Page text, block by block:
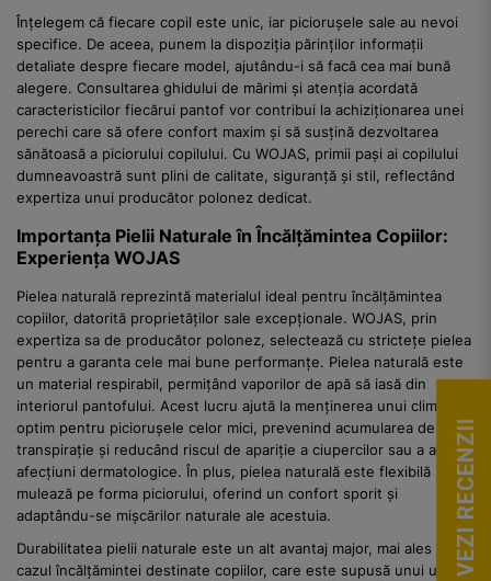
Înțelegem că fiecare copil este unic, iar piciorușele sale au nevoi
specifice. De aceea, punem la dispoziția părinților informații
detaliate despre fiecare model, ajutându-i să facă cea mai bună
alegere. Consultarea ghidului de mărimi și atenția acordată
caracteristicilor fiecărui pantof vor contribui la achiziționarea unei
perechi care să ofere confort maxim și să susțină dezvoltarea
sănătoasă a piciorului copilului. Cu WOJAS, primii pași ai copilului
dumneavoastră sunt plini de calitate, siguranță și stil, reflectând
expertiza unui producător polonez dedicat.
Importanța Pielii Naturale în Încălțămintea Copiilor:
Experiența WOJAS
Pielea naturală reprezintă materialul ideal pentru încălțămintea
copiilor, datorită proprietăților sale excepționale. WOJAS, prin
expertiza sa de producător polonez, selectează cu strictețe pielea
pentru a garanta cele mai bune performanțe. Pielea naturală este
un material respirabil, permițând vaporilor de apă să iasă din
interiorul pantofului. Acest lucru ajută la menținerea unui climat
optim pentru piciorușele celor mici, prevenind acumularea de
transpirație și reducând riscul de apariție a ciupercilor sau a altor
afecțiuni dermatologice. În plus, pielea naturală este flexibilă și se
mulează pe forma piciorului, oferind un confort sporit și
adaptându-se mișcărilor naturale ale acestuia.
Durabilitatea pielii naturale este un alt avantaj major, mai ales în
cazul încălțămintei destinate copiilor, care este supusă unui uz
VEZI RECENZII